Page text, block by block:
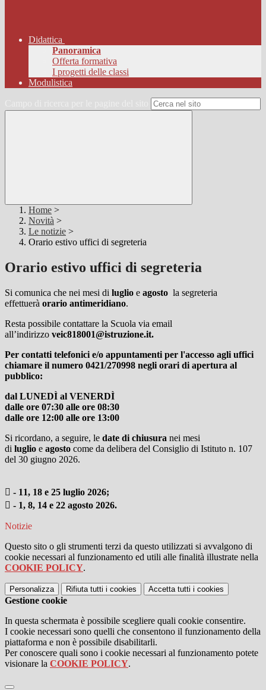
Didattica
Panoramica
Offerta formativa
I progetti delle classi
Modulistica
Home >
Novità >
Le notizie >
Orario estivo uffici di segreteria
Orario estivo uffici di segreteria
Si comunica che nei mesi di luglio e agosto la segreteria
effettuerà orario antimeridiano.
Resta possibile contattare la Scuola via email
all’indirizzo veic818001@istruzione.it.
Per contatti telefonici e/o appuntamenti per l'accesso agli uffici
chiamare il numero 0421/270998 negli orari di apertura al
pubblico:
dal LUNEDÌ al VENERDÌ
dalle ore 07:30 alle ore 08:30
dalle ore 12:00 alle ore 13:00
Si ricordano, a seguire, le date di chiusura nei mesi
di luglio e agosto come da delibera del Consiglio di Istituto n. 107
del 30 giugno 2026.
 - 11, 18 e 25 luglio 2026;
 - 1, 8, 14 e 22 agosto 2026.
Notizie
Questo sito o gli strumenti terzi da questo utilizzati si avvalgono di
cookie necessari al funzionamento ed utili alle finalità illustrate nella
COOKIE POLICY.
Personalizza Rifiuta tutti i cookies Accetta tutti i cookies
Gestione cookie
In questa schermata è possibile scegliere quali cookie consentire.
I cookie necessari sono quelli che consentono il funzionamento della
piattaforma e non è possibile disabilitarli.
Per conoscere quali sono i cookie necessari al funzionamento potete
visionare la COOKIE POLICY.